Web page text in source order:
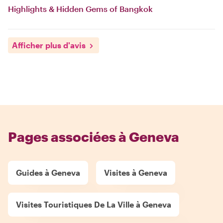
Highlights & Hidden Gems of Bangkok
Afficher plus d'avis
Pages associées à Geneva
Guides à Geneva Visites à Geneva
Visites Touristiques De La Ville à Geneva